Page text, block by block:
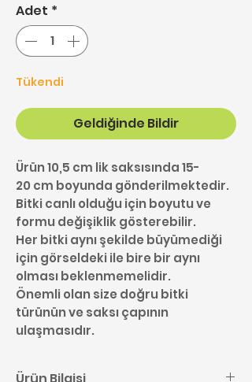
Adet *
Tükendi
Geldiğinde Bildir
Ürün 10,5 cm lik saksısında 15-
20 cm boyunda gönderilmektedir.
Bitki canlı olduğu için boyutu ve
formu değişiklik gösterebilir.
Her bitki aynı şekilde büyümediği
için görseldeki ile bire bir aynı
olması beklenmemelidir.
Önemli olan size doğru bitki
türünün ve saksı çapının
ulaşmasıdır.
Ürün Bilgisi